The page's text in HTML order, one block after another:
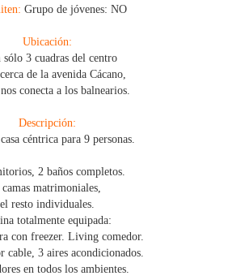
Grupo de jóvenes: NO
Ubicación:
sólo 3 cuadras del centro
de la avenida Cácano,
conecta a los balnearios.
Descripción:
céntrica para 9 personas.
2 baños completos.
camas matrimoniales,
el resto individuales.
totalmente equipada:
con freezer. Living comedor.
cable, 3 aires acondicionados.
en todos los ambientes.